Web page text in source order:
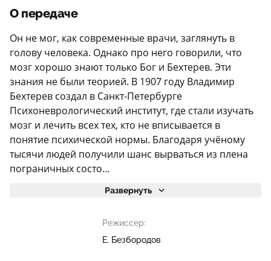
О передаче
Он не мог, как современные врачи, заглянуть в
голову человека. Однако про него говорили, что
мозг хорошо знают только Бог и Бехтерев. Эти
знания не были теорией. В 1907 году Владимир
Бехтерев создал в Санкт-Петербурге
Психоневрологический институт, где стали изучать
мозг и лечить всех тех, кто не вписывается в
понятие психической нормы. Благодаря учёному
тысячи людей получили шанс вырваться из плена
пограничных состо...
Развернуть
Режиссер:
Е. Безбородов